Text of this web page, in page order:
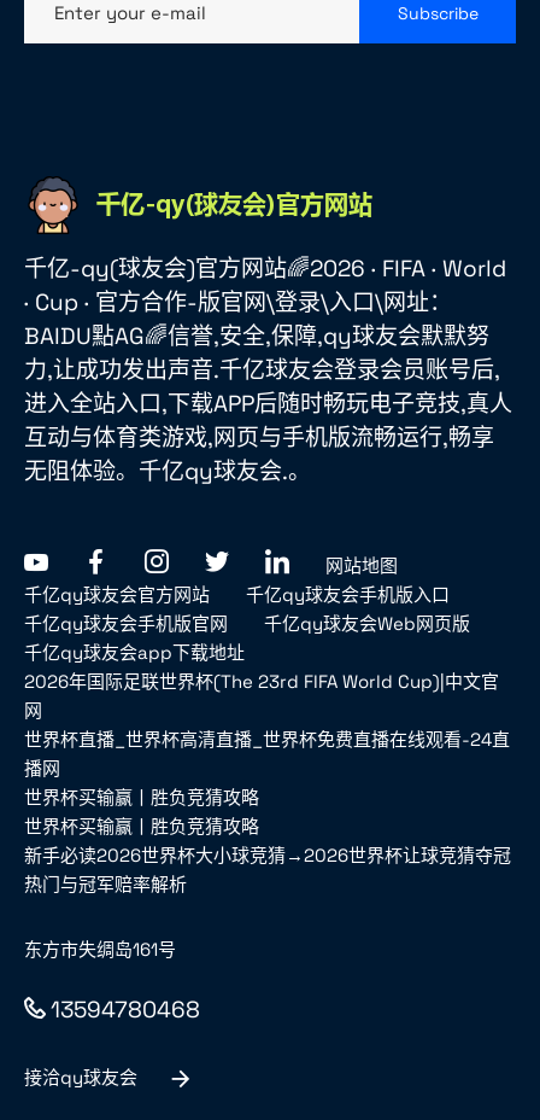
Enter your e-mail Subscribe
千亿-qy(球友会)官方网站🌈2026 · FIFA · World
· Cup · 官方合作-版官网\登录\入口\网址：
BAIDU點AG🌈信誉,安全,保障,qy球友会默默努
力,让成功发出声音.千亿球友会登录会员账号后,
进入全站入口,下载APP后随时畅玩电子竞技,真人
互动与体育类游戏,网页与手机版流畅运行,畅享
无阻体验。千亿qy球友会.。
网站地图
千亿qy球友会官方网站
千亿qy球友会手机版入口
千亿qy球友会手机版官网
千亿qy球友会Web网页版
千亿qy球友会app下载地址
2026年国际足联世界杯(The 23rd FIFA World Cup)|中文官
网
世界杯直播_世界杯高清直播_世界杯免费直播在线观看-24直
播网
世界杯买输赢丨胜负竞猜攻略
世界杯买输赢丨胜负竞猜攻略
新手必读2026世界杯大小球竞猜→2026世界杯让球竞猜夺冠
热门与冠军赔率解析
东方市失绸岛161号
13594780468
接洽qy球友会